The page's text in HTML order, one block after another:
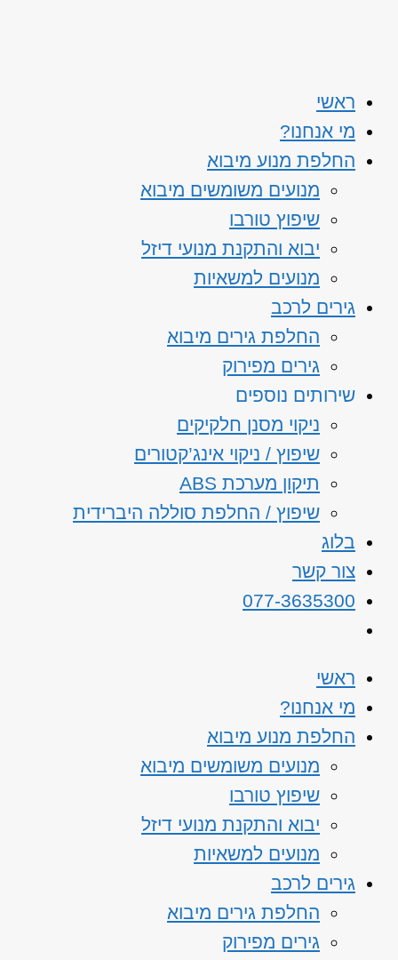
ראשי
מי אנחנו?
החלפת מנוע מיבוא
מנועים משומשים מיבוא
שיפוץ טורבו
יבוא והתקנת מנועי דיזל
מנועים למשאיות
גירים לרכב
החלפת גירים מיבוא
גירים מפירוק
שירותים נוספים
ניקוי מסנן חלקיקים
שיפוץ / ניקוי אינג’קטורים
תיקון מערכת ABS
שיפוץ / החלפת סוללה היברידית
בלוג
צור קשר
077-3635300
ראשי
מי אנחנו?
החלפת מנוע מיבוא
מנועים משומשים מיבוא
שיפוץ טורבו
יבוא והתקנת מנועי דיזל
מנועים למשאיות
גירים לרכב
החלפת גירים מיבוא
גירים מפירוק